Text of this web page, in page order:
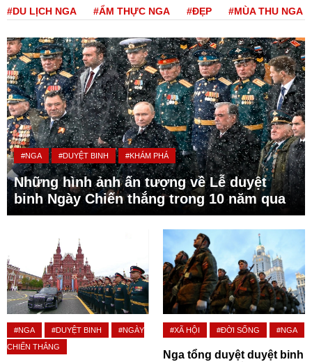
#DU LỊCH NGA #ẨM THỰC NGA #ĐẸP #MÙA THU NGA
#NGA #DUYỆT BINH #KHÁM PHÁ
Những hình ảnh ấn tượng về Lễ duyệt
binh Ngày Chiến thắng trong 10 năm qua
#NGA #DUYỆT BINH
#NGÀY
CHIẾN THẮNG
#XÃ HỘI #ĐỜI SỐNG #NGA
Nga tổng duyệt duyệt binh